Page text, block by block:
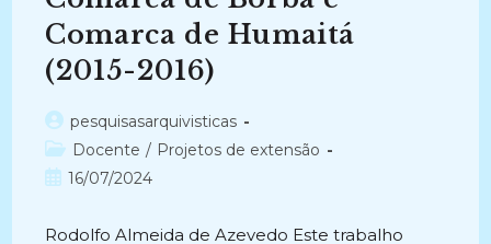
Comarca de Humaitá
(2015-2016)
Autor
do
post:
pesquisasarquivisticas
Categoria
do
Docente / Projetos de extensão
Post16/07/2024
Rodolfo Almeida de Azevedo Este trabalho